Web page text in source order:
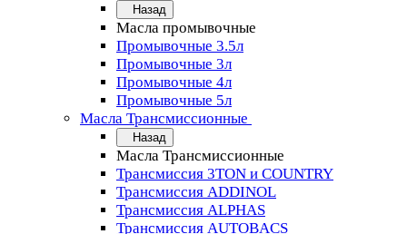
Назад
Масла промывочные
Промывочные 3.5л
Промывочные 3л
Промывочные 4л
Промывочные 5л
Масла Трансмиссионные
Назад
Масла Трансмиссионные
Трансмиссия 3TON и COUNTRY
Трансмиссия ADDINOL
Трансмиссия ALPHAS
Трансмиссия AUTOBACS